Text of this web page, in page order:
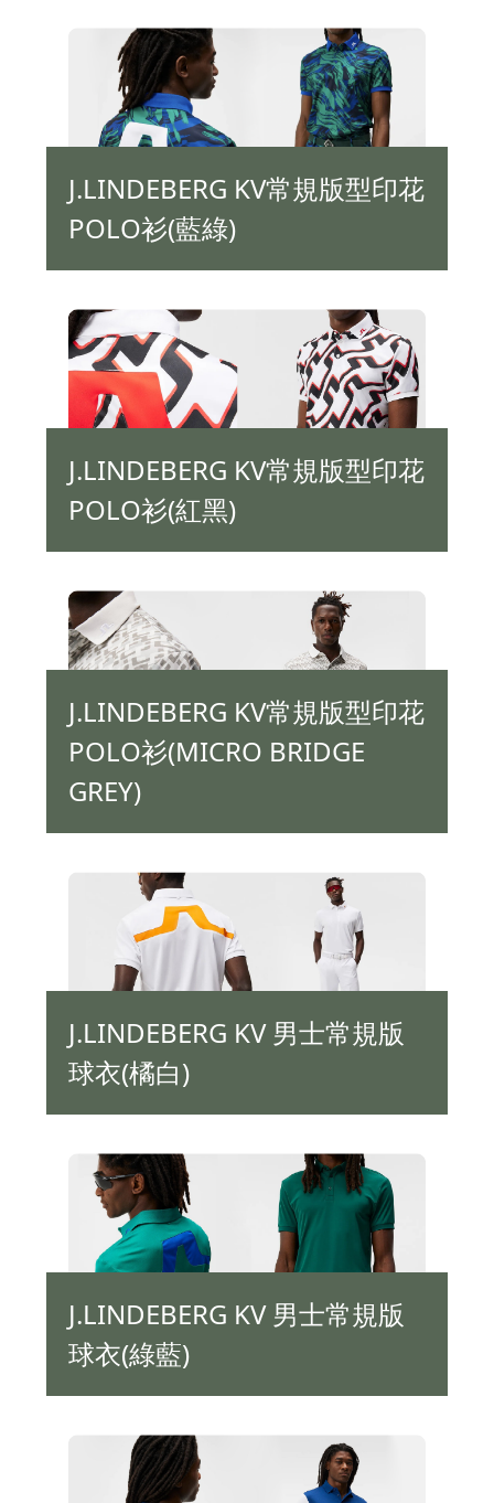
J.LINDEBERG KV常規版型印花
POLO衫(藍綠)
J.LINDEBERG KV常規版型印花
POLO衫(紅黑)
J.LINDEBERG KV常規版型印花
POLO衫(MICRO BRIDGE
GREY)
J.LINDEBERG KV 男士常規版
球衣(橘白)
J.LINDEBERG KV 男士常規版
球衣(綠藍)